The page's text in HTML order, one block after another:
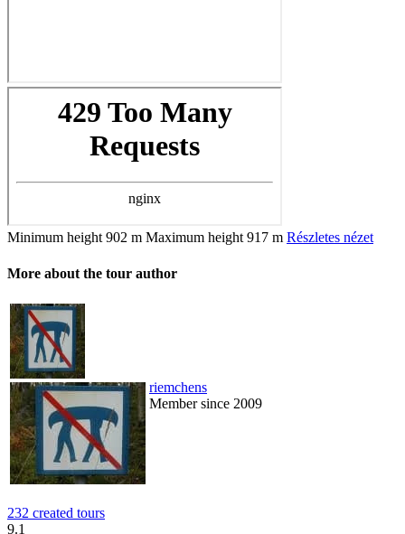
Minimum height 902 m Maximum height 917 m Részletes nézet
More about the tour author
riemchens
Member since 2009
232 created tours
9.1